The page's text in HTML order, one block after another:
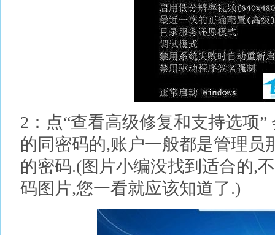
2：点“查看高级修复和支持选项
的同密码的,账户一般都是管理员
的密码.(图片小编没找到适合的,
码图片,您一看就应该知道了.)